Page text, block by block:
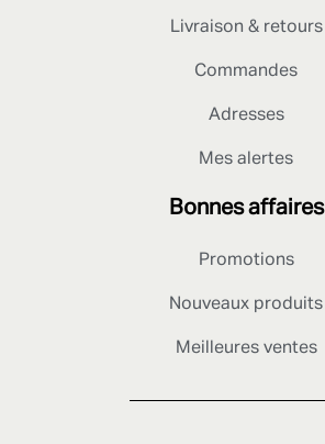
Livraison & retours
Commandes
Adresses
Mes alertes
Bonnes affaires
Promotions
Nouveaux produits
Meilleures ventes